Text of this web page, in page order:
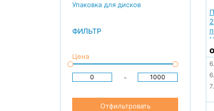
Упаковка для дисков
ФИЛЬТР
Цена
-
Отфильтровать